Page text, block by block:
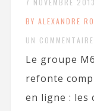
7 NOVEMBRE 2013
BY ALEXANDRE
UN COMMENTAIRE
Le groupe
refonte
en ligne : les